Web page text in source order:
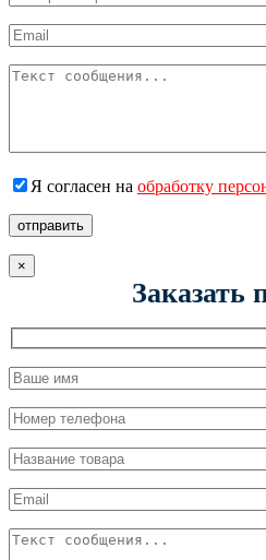
Я согласен на обработку
отправить
×
Заказать